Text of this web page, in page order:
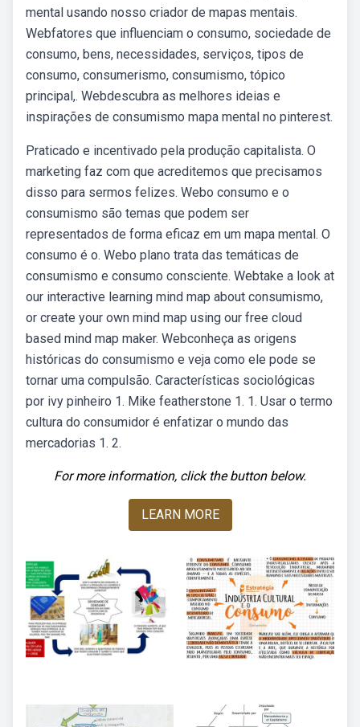
mental usando nosso criador de mapas mentais.
Webfatores que influenciam o consumo, sociedade de
consumo, bens, necessidades, serviços, tipos de
consumo, consumerismo, consumismo, tópico
principal,. Webdescubra as melhores ideias e
inspirações de consumismo mapa mental no pinterest.
Praticado e incentivado pela produção capitalista. O
marketing faz com que acreditemos que precisamos
disso para sermos felizes. Webo consumo e o
consumismo são temas que podem ser
representados de forma eficaz em um mapa mental. O
consumo é o. Webo plano trata das temáticas de
consumismo e consumo consciente. Webtake a look at
our interactive learning mind map about consumismo,
or create your own mind map using our free cloud
based mind map maker. Webconheça as origens
históricas do consumismo e veja como ele pode se
tornar uma compulsão. Características sociológicas
por ivy pinheiro 1. Mike featherstone 1. 1. Usar o termo
cultura do consumidor é enfatizar o mundo das
mercadorias 1. 2.
For more information, click the button below.
LEARN MORE